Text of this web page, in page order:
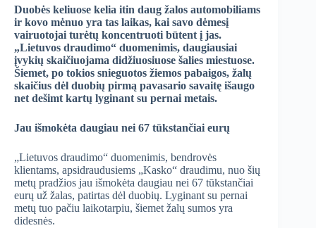
Duobės keliuose kelia itin daug žalos automobiliams
ir kovo mėnuo yra tas laikas, kai savo dėmesį
vairuotojai turėtų koncentruoti būtent į jas.
„Lietuvos draudimo“ duomenimis, daugiausiai
įvykių skaičiuojama didžiuosiuose šalies miestuose.
Šiemet, po tokios snieguotos žiemos pabaigos, žalų
skaičius dėl duobių pirmą pavasario savaitę išaugo
net dešimt kartų lyginant su pernai metais.
Jau išmokėta daugiau nei 67 tūkstančiai eurų
„Lietuvos draudimo“ duomenimis, bendrovės
klientams, apsidraudusiems „Kasko“ draudimu, nuo šių
metų pradžios jau išmokėta daugiau nei 67 tūkstančiai
eurų už žalas, patirtas dėl duobių. Lyginant su pernai
metų tuo pačiu laikotarpiu, šiemet žalų sumos yra
didesnės.